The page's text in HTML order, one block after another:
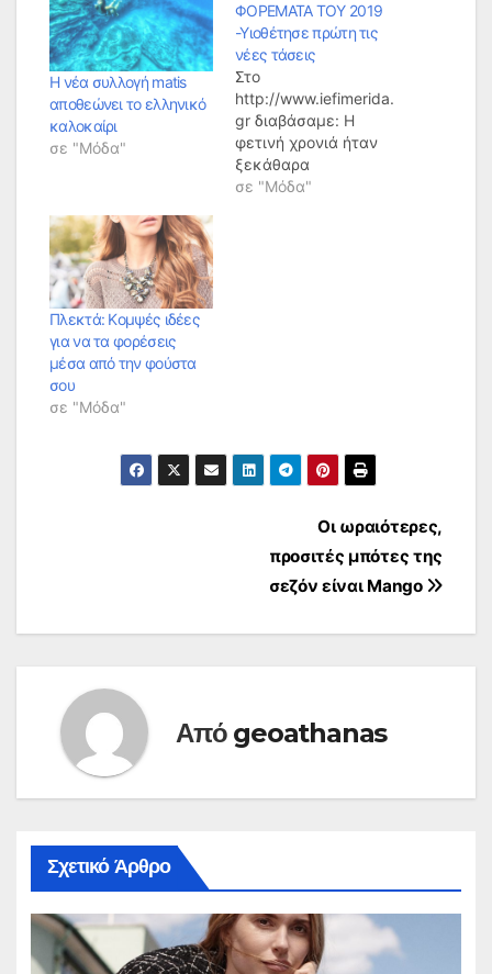
Η νέα συλλογή matis
αποθεώνει το ελληνικό
καλοκαίρι
σε "Μόδα"
ΦΟΡΕΜΑΤΑ ΤΟΥ 2019
-Υιοθέτησε πρώτη τις
νέες τάσεις
Στο
http://www.iefimerida.
gr διαβάσαμε: Η
φετινή χρονιά ήταν
ξεκάθαρα
αφιερωμένη στα
τα μεγαλύτερα
trends, όπως το
μίντι, θα συνεχίσουν
να μας απασχολούν…
σε "Μόδα"
Πλεκτά: Κoμψές ιδέες
για να τα φορέσεις
μέσα από την φούστα
σου
σε "Μόδα"
Oι ωραιότερες,
προσιτές μπότες της
σεζόν είναι Mango
Από geoathanas
Σχετικό Άρθρο